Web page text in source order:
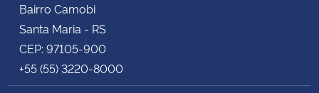
Bairro Camobi
Santa Maria - RS
CEP: 97105-900
+55 (55) 3220-8000